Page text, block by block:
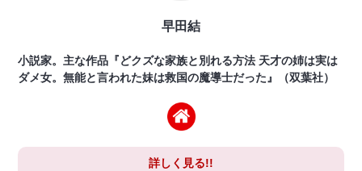
早田結
小説家。主な作品『どクズな家族と別れる方法 天才の姉は実は
ダメ女。無能と言われた妹は救国の魔導士だった』（双葉社）
詳しく見る!!